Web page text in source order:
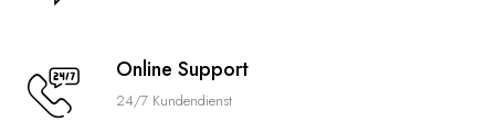
Online Support
24/7 Kundendienst